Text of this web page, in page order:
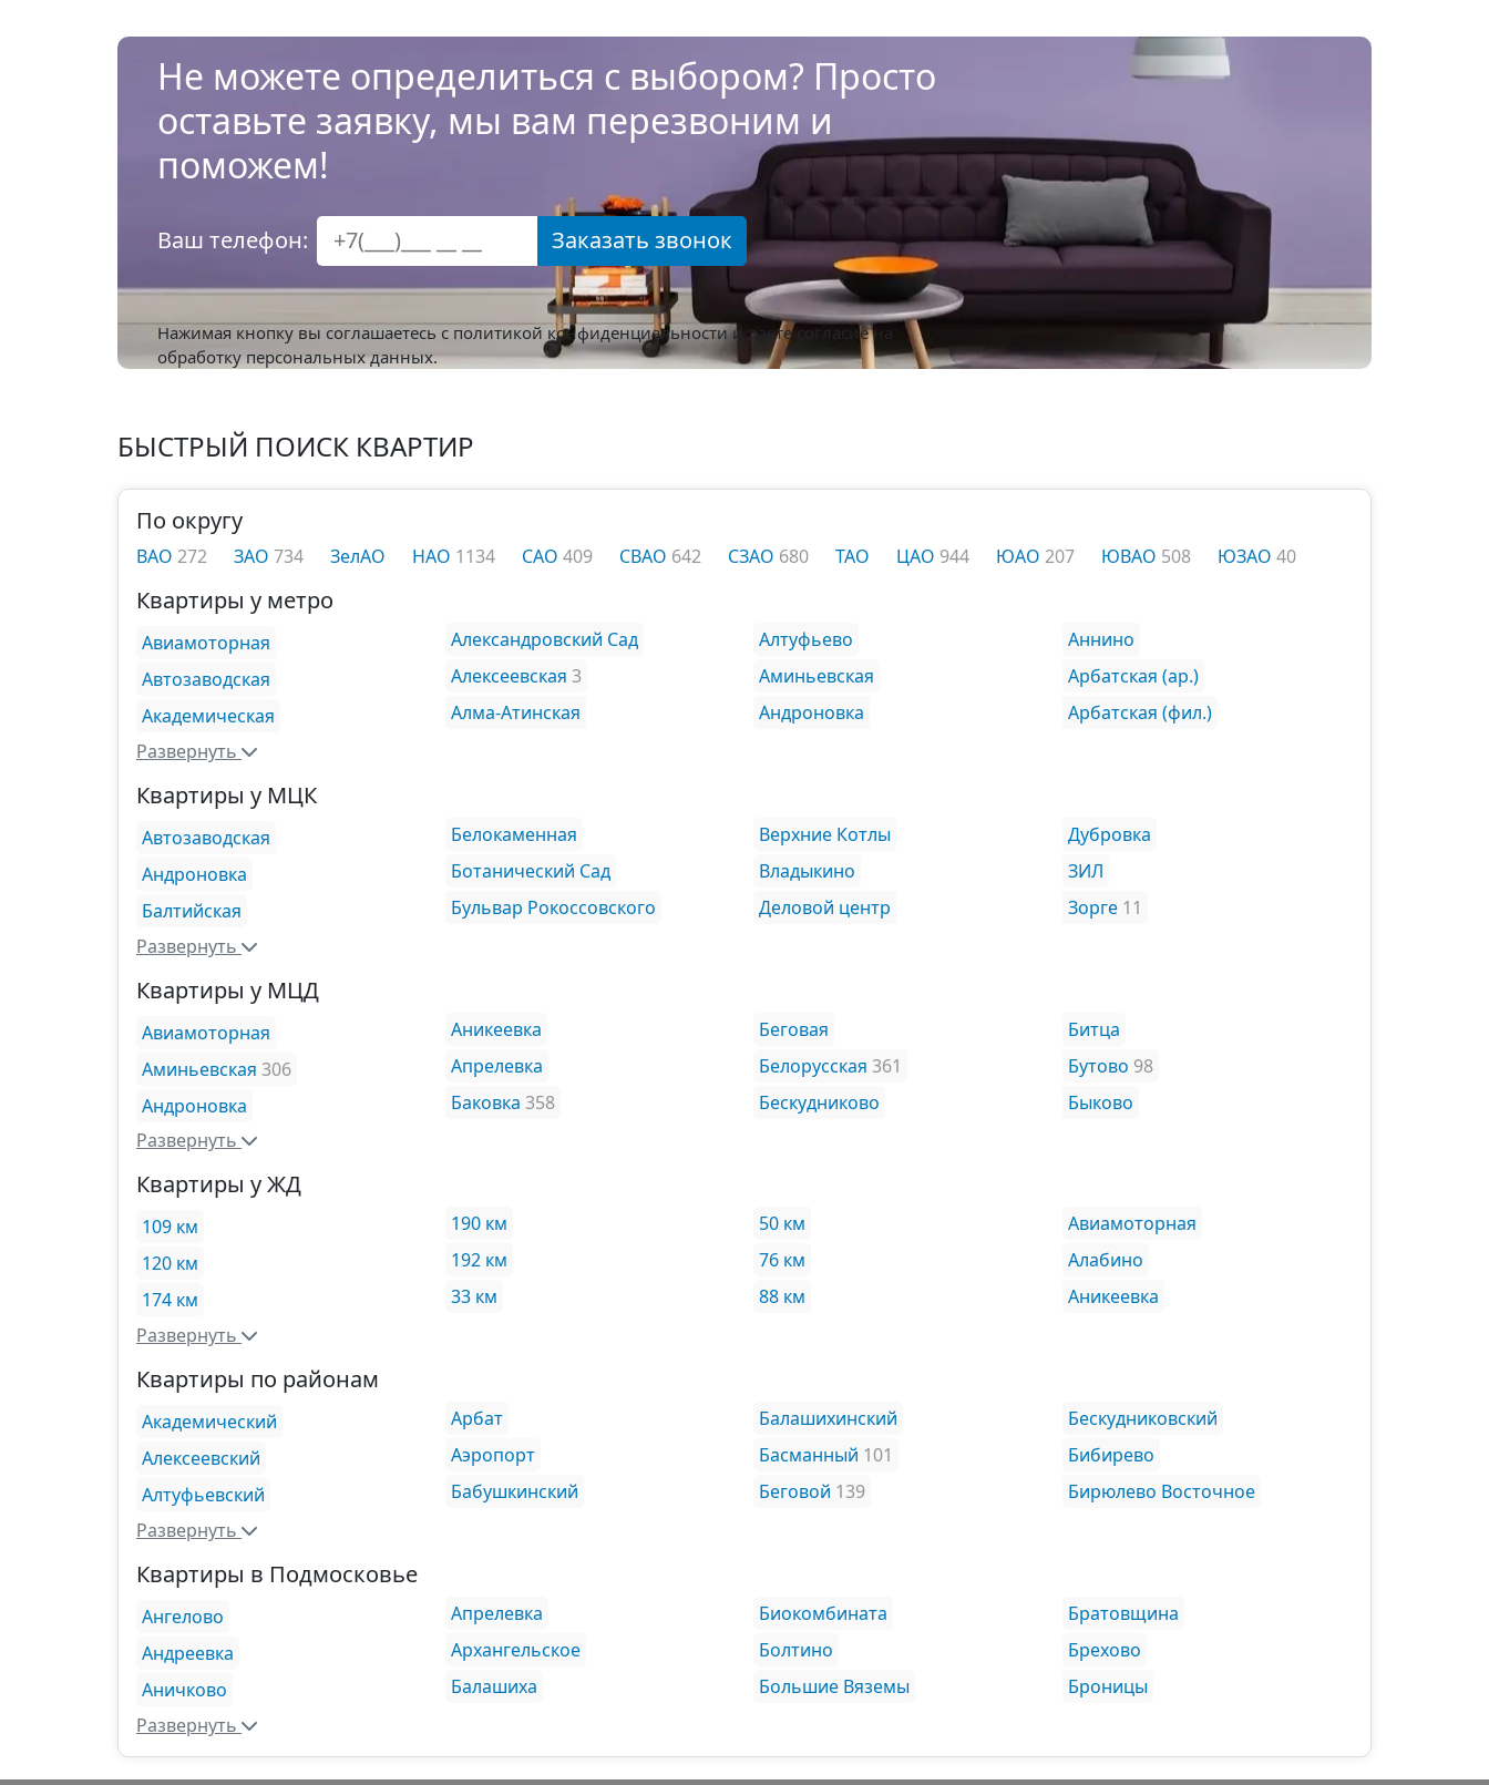
Не можете определиться с выбором? Просто
оставьте заявку, мы вам перезвоним и
поможем!
Ваш телефон: Заказать звонок
Нажимая кнопку вы соглашаетесь с политикой конфиденциальностии даете согласие на
обработку персональных данных.
БЫСТРЫЙ ПОИСК КВАРТИР
По округу
ВАО 272 ЗАО 734 ЗелАО НАО 1134 САО 409 СВАО 642 СЗАО 680 ТАО ЦАО 944 ЮАО 207 ЮВАО 508 ЮЗАО 40
Квартиры у метро
Авиамоторная
Автозаводская
Академическая
Александровский Сад
Алексеевская 3
Алма-Атинская
Алтуфьево
Аминьевская
Андроновка
Аннино
Арбатская (ар.)
Арбатская (фил.)
Развернуть
Квартиры у МЦК
Автозаводская
Андроновка
Балтийская
Белокаменная
Ботанический Сад
Бульвар Рокоссовского
Верхние Котлы
Владыкино
Деловой центр
Дубровка
ЗИЛ
Зорге 11
Развернуть
Квартиры у МЦД
Авиамоторная
Аминьевская 306
Андроновка
Аникеевка
Апрелевка
Баковка 358
Беговая
Белорусская 361
Бескудниково
Битца
Бутово 98
Быково
Развернуть
Квартиры у ЖД
109 км
120 км
174 км
190 км
192 км
33 км
50 км
76 км
88 км
Авиамоторная
Алабино
Аникеевка
Развернуть
Квартиры по районам
Академический
Алексеевский
Алтуфьевский
Арбат
Аэропорт
Бабушкинский
Балашихинский
Басманный 101
Беговой 139
Бескудниковский
Бибирево
Бирюлево Восточное
Развернуть
Квартиры в Подмосковье
Ангелово
Андреевка
Аничково
Апрелевка
Архангельское
Балашиха
Биокомбината
Болтино
Большие Вяземы
Братовщина
Брехово
Броницы
Развернуть